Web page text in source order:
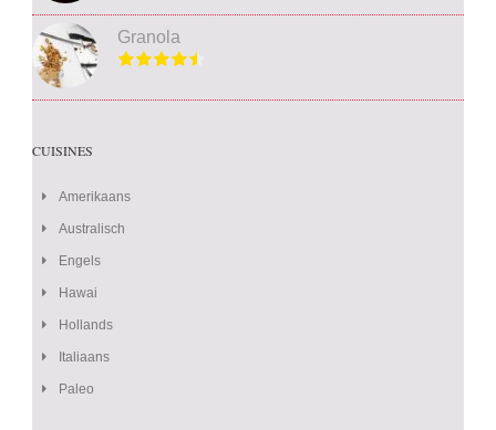
Granola
CUISINES
Amerikaans
Australisch
Engels
Hawai
Hollands
Italiaans
Paleo